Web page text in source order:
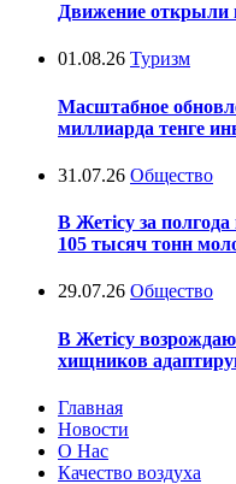
Движение открыли
01.08.26 Туризм
Масштабное
миллиарда тенге
31.07.26 Общество
В Жетісу за
105 тысяч тонн
29.07.26 Общество
В Жетісу
хищников
Главная
Новости
О Нас
Качество воздуха